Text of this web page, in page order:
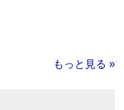
もっと見る »